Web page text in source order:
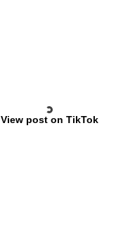
View post on TikTok